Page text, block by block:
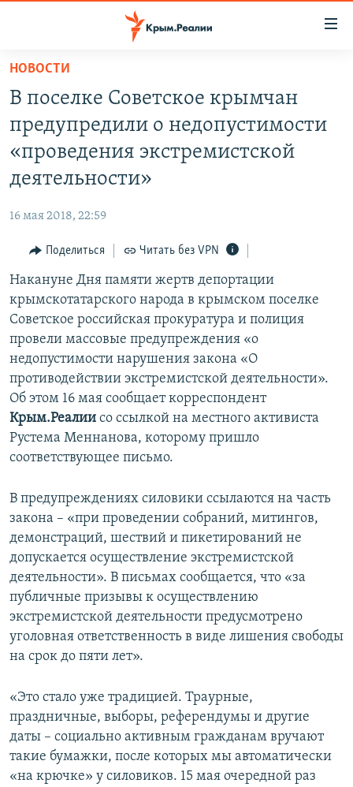
Вернуться
основному
содержанию
Вернутся
главной
Вернутся
поиску
ВОДА
ИНФОГРАФИКА
ТЕЛЕПРОЕКТ КРЫМ.РЕАЛИИ
СОВЕТЫ ПРАВОЗАЩИТНИКОВ
ПРОПАВШИЕ БЕЗ ВЕСТИ
ПОБЕДИТЕЛЕЙ НЕ СУДЯТ?
КРЫМ.НЕПОКОРЕННЫЙ
ELIFBE
УКРАИНСКАЯ ПРОБЛЕМА КРЫМА
РАДІО СВОБОДА
КАК ОБОЙТИ БЛОКИРОВКУ
Українською
Qırımtatar
ПРИСОЕДИНЯЙТЕСЬ!
НОВОСТИ
В поселке Советское крымчан
предупредили о недопустимости
«проведения экстремистской
деятельности»
16 мая 2018, 22:59
Поделиться Читать без VPN
Накануне Дня памяти жертв депортации
крымскотатарского народа в крымском поселке
Советское российская прокуратура и полиция
провели массовые предупреждения «о
недопустимости нарушения закона «О
противодействии экстремистской деятельности».
Об этом 16 мая сообщает корреспондент
Крым.Реалии со ссылкой на местного активиста
Рустема Меннанова, которому пришло
соответствующее письмо.
В предупреждениях силовики ссылаются на часть
закона – «при проведении собраний, митингов,
демонстраций, шествий и пикетирований не
допускается осуществление экстремистской
деятельности». В письмах сообщается, что «за
публичные призывы к осуществлению
экстремистской деятельности предусмотрено
уголовная ответственность в виде лишения свободы
на срок до пяти лет».
«Это стало уже традицией. Траурные,
праздничные, выборы, референдумы и другие
даты – социально активным гражданам вручают
такие бумажки, после которых мы автоматически
«на крючке» у силовиков. 15 мая очередной раз